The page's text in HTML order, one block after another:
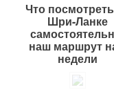
Что
Шри-Ланке
наш маршрут
недели